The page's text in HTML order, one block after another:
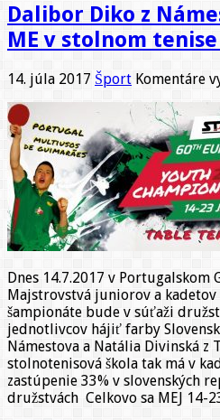
Dalibor Diko z
ME v stolnom
14. júla 2017 Šport Komentáre
Dnes 14.7.2017 v Portugalskom
Majstrovstvá juniorov a kadetov
šampionáte bude v súťaži
jednotlivcov hájiť farby
Námestova a Natália Divinská z
stolnotenisová škola tak má v
zastúpenie 33% v slovenských
družstvách Celkovo sa MEJ 14-